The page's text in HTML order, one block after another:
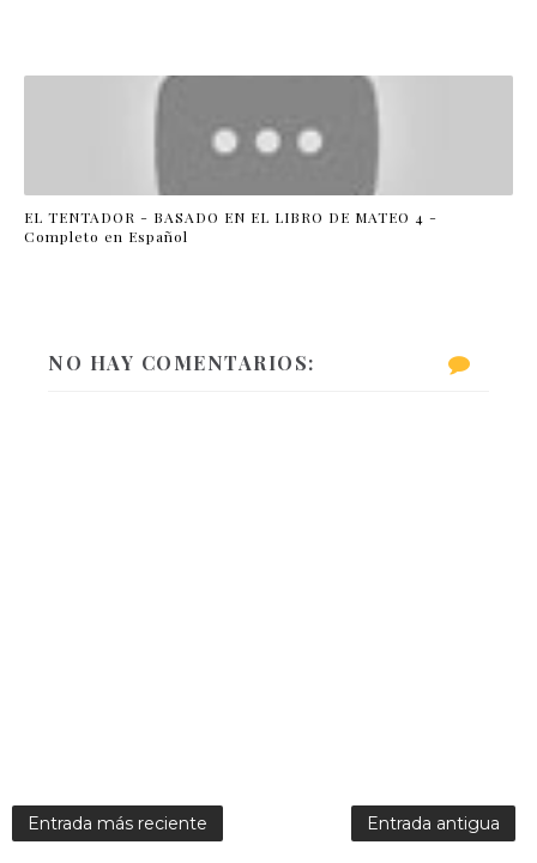
EL TENTADOR - BASADO EN EL LIBRO DE MATEO 4 -
Completo en Español
NO HAY COMENTARIOS:
Entrada más reciente Entrada antigua